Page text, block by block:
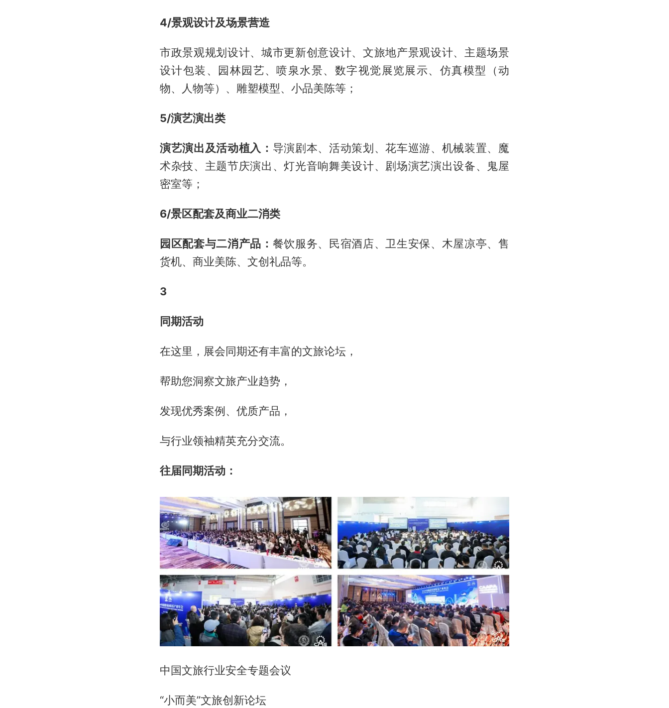
4/景观设计及场景营造
市政景观规划设计、城市更新创意设计、文旅地产景观设计、主题场景
设计包装、园林园艺、喷泉水景、数字视觉展览展示、仿真模型（动
物、人物等）、雕塑模型、小品美陈等；
5/演艺演出类
演艺演出及活动植入： 导演剧本、活动策划、花车巡游、机械装置、魔
术杂技、主题节庆演出、灯光音响舞美设计、剧场演艺演出设备、鬼屋
密室等；
6/景区配套及商业二消类
园区配套与二消产品： 餐饮服务、民宿酒店、卫生安保、木屋凉亭、售
货机、商业美陈、文创礼品等。
3
同期活动
在这里，展会同期还有丰富的文旅论坛，
帮助您洞察文旅产业趋势，
发现优秀案例、优质产品，
与行业领袖精英充分交流。
往届同期活动：
中国文旅行业安全专题会议
“小而美”文旅创新论坛